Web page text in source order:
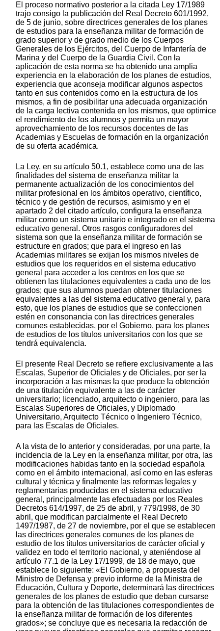
El proceso normativo posterior a la citada Ley 17/1989
trajo consigo la publicación del Real Decreto 601/1992,
de 5 de junio, sobre directrices generales de los planes
de estudios para la enseñanza militar de formación de
grado superior y de grado medio de los Cuerpos
Generales de los Ejércitos, del Cuerpo de Infantería de
Marina y del Cuerpo de la Guardia Civil. Con la
aplicación de esta norma se ha obtenido una amplia
experiencia en la elaboración de los planes de estudios,
experiencia que aconseja modificar algunos aspectos
tanto en sus contenidos como en la estructura de los
mismos, a fin de posibilitar una adecuada organización
de la carga lectiva contenida en los mismos, que optimice
el rendimiento de los alumnos y permita un mayor
aprovechamiento de los recursos docentes de las
Academias y Escuelas de formación en la organización
de su oferta académica.
La Ley, en su artículo 50.1, establece como una de las
finalidades del sistema de enseñanza militar la
permanente actualización de los conocimientos del
militar profesional en los ámbitos operativo, científico,
técnico y de gestión de recursos, asimismo y en el
apartado 2 del citado artículo, configura la enseñanza
militar como un sistema unitario e integrado en el sistema
educativo general. Otros rasgos configuradores del
sistema son que la enseñanza militar de formación se
estructure en grados; que para el ingreso en las
Academias militares se exijan los mismos niveles de
estudios que los requeridos en el sistema educativo
general para acceder a los centros en los que se
obtienen las titulaciones equivalentes a cada uno de los
grados; que sus alumnos puedan obtener titulaciones
equivalentes a las del sistema educativo general y, para
esto, que los planes de estudios que se confeccionen
estén en consonancia con las directrices generales
comunes establecidas, por el Gobierno, para los planes
de estudios de los títulos universitarios con los que se
tendrá equivalencia.
El presente Real Decreto se refiere exclusivamente a las
Escalas, Superior de Oficiales y de Oficiales, por ser la
incorporación a las mismas la que produce la obtención
de una titulación equivalente a las de carácter
universitario; licenciado, arquitecto o ingeniero, para las
Escalas Superiores de Oficiales, y Diplomado
Universitario, Arquitecto Técnico o Ingeniero Técnico,
para las Escalas de Oficiales.
A la vista de lo anterior y consideradas, por una parte, la
incidencia de la Ley en la enseñanza militar, por otra, las
modificaciones habidas tanto en la sociedad española
como en el ámbito internacional, así como en las esferas
cultural y técnica y finalmente las reformas legales y
reglamentarias producidas en el sistema educativo
general, principalmente las efectuadas por los Reales
Decretos 614/1997, de 25 de abril, y 779/1998, de 30
abril, que modifican parcialmente el Real Decreto
1497/1987, de 27 de noviembre, por el que se establecen
las directrices generales comunes de los planes de
estudio de los títulos universitarios de carácter oficial y
validez en todo el territorio nacional, y ateniéndose al
artículo 77.1 de la Ley 17/1999, de 18 de mayo, que
establece lo siguiente: «El Gobierno, a propuesta del
Ministro de Defensa y previo informe de la Ministra de
Educación, Cultura y Deporte, determinará las directrices
generales de los planes de estudio que deban cursarse
para la obtención de las titulaciones correspondientes de
la enseñanza militar de formación de los diferentes
grados»; se concluye que es necesaria la redacción de